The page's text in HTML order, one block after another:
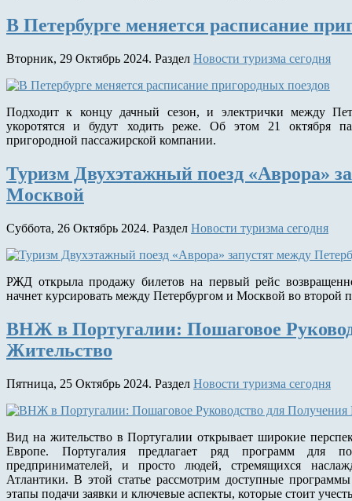
В Петербурге меняется расписание
Вторник, 29 Октябрь 2024. Раздел Новости туризма сегодня
Подходит к концу дачный сезон, и электрички между
укоротятся и будут ходить реже. Об этом 21 октября
пригородной пассажирской компании.
Туризм Двухэтажный поезд «Аврора»
Москвой
Суббота, 26 Октябрь 2024. Раздел Новости туризма сегодня
РЖД открыла продажу билетов на первый рейс
начнет курсировать между Петербургом и Москвой во второй
ВНЖ в Португалии: Пошаговое
Жительство
Пятница, 25 Октябрь 2024. Раздел Новости туризма сегодня
Вид на жительство в Португалии открывает широкие
Европе. Португалия предлагает ряд программ для
предпринимателей, и просто людей, стремящихся
Атлантики. В этой статье рассмотрим доступные
этапы подачи заявки и ключевые аспекты, которые стоит